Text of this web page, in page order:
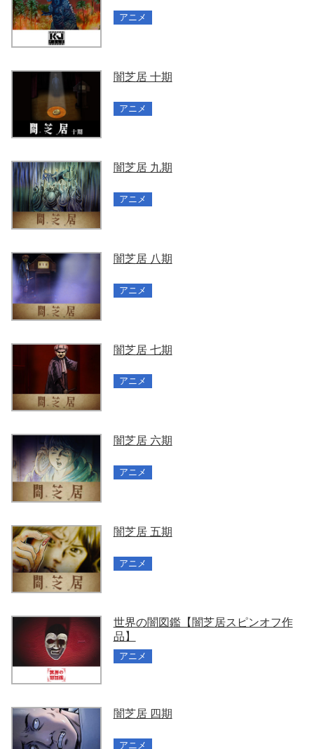
アニメ
闇芝居 十期
アニメ
闇芝居 九期
アニメ
闇芝居 八期
アニメ
闇芝居 七期
アニメ
闇芝居 六期
アニメ
闇芝居 五期
アニメ
世界の闇図鑑【闇芝居スピンオフ作
品】
アニメ
闇芝居 四期
アニメ